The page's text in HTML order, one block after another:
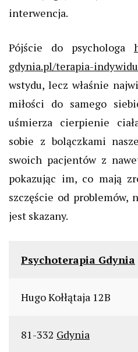
interwencja.
Pójście do psychologa
gdynia.pl/terapia-
wstydu, lecz właśnie
miłości do samego
uśmierza cierpienie
sobie z bolączkami
swoich pacjentów z
pokazując im, co mają
szczęście od
jest skazany.
Psychoterapia Gdynia
Hugo Kołłątaja 12B
81-332 Gdynia